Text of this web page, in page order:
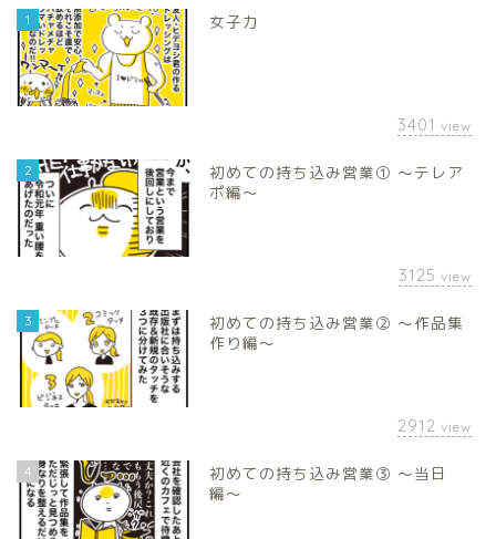
1 女子力
3401 view
2
初めての持ち込み営業① 〜テレア
ポ編〜
3125 view
3
初めての持ち込み営業② 〜作品集
作り編〜
2912 view
4
初めての持ち込み営業③ 〜当日
編〜